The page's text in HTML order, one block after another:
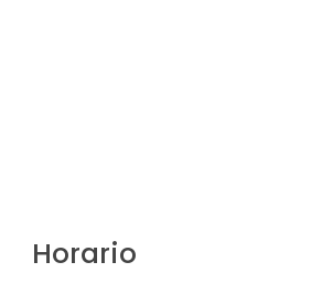
Horario